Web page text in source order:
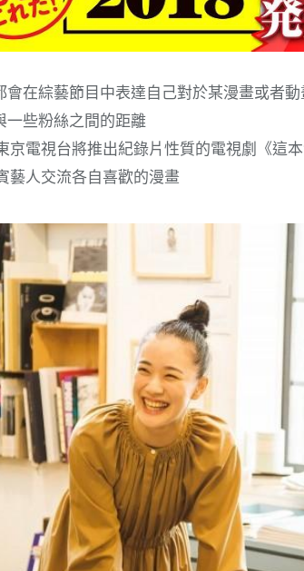
會在綜藝節目中表達自己對於某漫畫或者
一些粉絲之間的距離
京電視台將推出紀錄片性質的電視劇《這
藝人交流各自喜歡的漫畫